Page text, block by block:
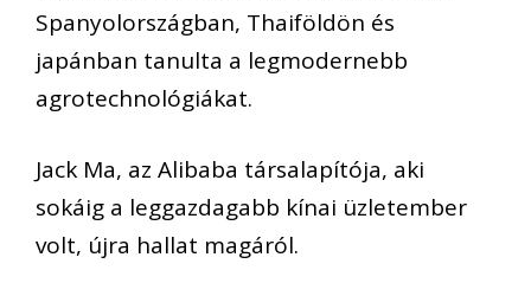
Spanyolországban, Thaiföldön és
japánban tanulta a legmodernebb
agrotechnológiákat.
Jack Ma, az Alibaba társalapítója, aki
sokáig a leggazdagabb kínai üzletember
volt, újra hallat magáról.